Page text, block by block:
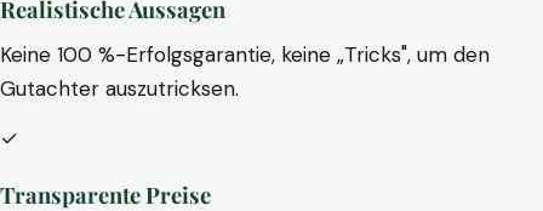
Realistische Aussagen
Keine 100 %-Erfolgsgarantie, keine „Tricks", um den
Gutachter auszutricksen.
✓
Transparente Preise